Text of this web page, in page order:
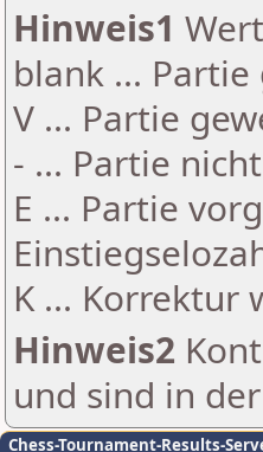
Hinweis1
blank ...
V ... Partie
- ... Partie
E ... Partie
K ... Korrektur
Hinweis2
und sind in
Chess-Tournament-Results-